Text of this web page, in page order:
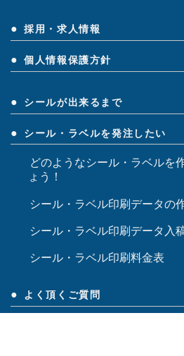
採用・求人情報
個人情報保護方針
シールが出来るまで
シール・ラベルを発注したい
どのようなシール・ラベルを
ょう！
シール・ラベル印刷データの
シール・ラベル印刷データ入
シール・ラベル印刷料金表
よく頂くご質問